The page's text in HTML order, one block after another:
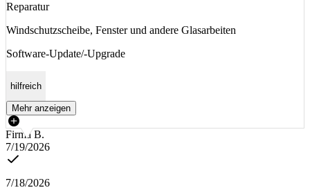
Reparatur
Windschutzscheibe, Fenster und andere Glasarbeiten
Software-Update/-Upgrade
hilfreich
Mehr anzeigen
Firma B.
7/19/2026
7/18/2026